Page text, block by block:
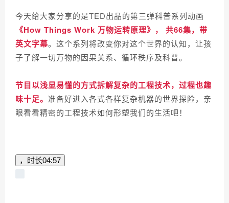
今天给大家分享的是TED出品的第三弹科普系列动画
《How Things Work 万物运转原理》， 共66集，带
英文字幕。这个系列将改变你对这个世界的认知，让孩
子了解一切万物的因果关系、循环秩序及科普。
节目以浅显易懂的方式拆解复杂的工程技术，过程也趣
味十足。 准备好进入各式各样复杂机器的世界探险，亲
眼看看精密的工程技术如何形塑我们的生活吧！
，时长04:57